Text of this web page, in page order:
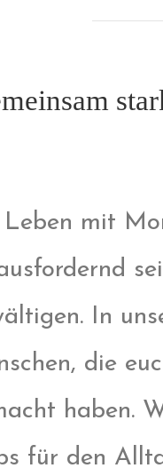
Leben mit
In
die
haben.
für den